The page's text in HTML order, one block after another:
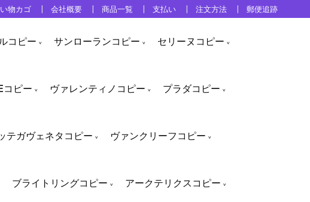
物カゴ 会社概要 商品一覧 支払い 注文方法 郵便追跡
コピー サンローランコピー セリーヌコピー
コピー ヴァレンティノコピー プラダコピー
テガヴェネタコピー ヴァンクリーフコピー
ブライトリングコピー アークテリクスコピー